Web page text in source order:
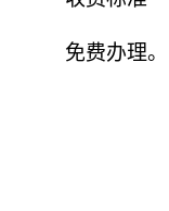
免费办理。